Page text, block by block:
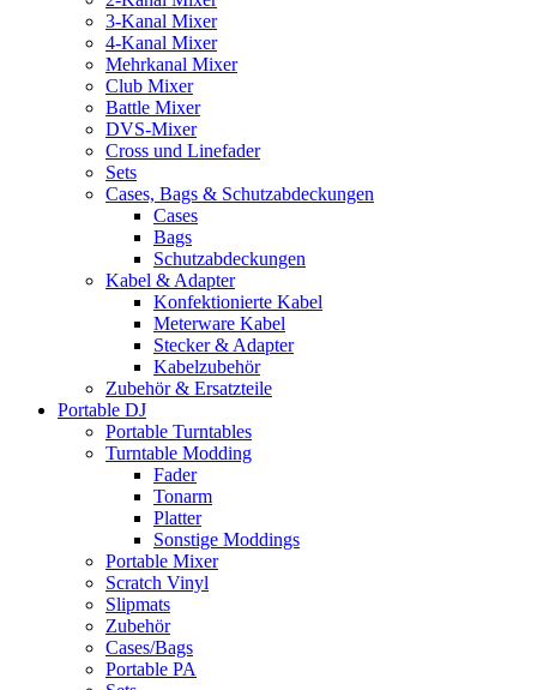
3-Kanal Mixer
4-Kanal Mixer
Mehrkanal Mixer
Club Mixer
Battle Mixer
DVS-Mixer
Cross und Linefader
Sets
Cases, Bags & Schutzabdeckungen
Cases
Bags
Schutzabdeckungen
Kabel & Adapter
Konfektionierte Kabel
Meterware Kabel
Stecker & Adapter
Kabelzubehör
Zubehör & Ersatzteile
Portable DJ
Portable Turntables
Turntable Modding
Fader
Tonarm
Platter
Sonstige Moddings
Portable Mixer
Scratch Vinyl
Slipmats
Zubehör
Cases/Bags
Portable PA